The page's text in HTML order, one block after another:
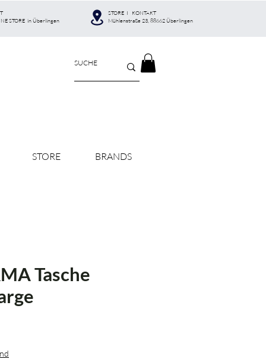
STORE in Überlingen
STORE I KONTAKT
Mühlenstraße 23, 88662 Überlingen
STORE BRANDS
Tasche